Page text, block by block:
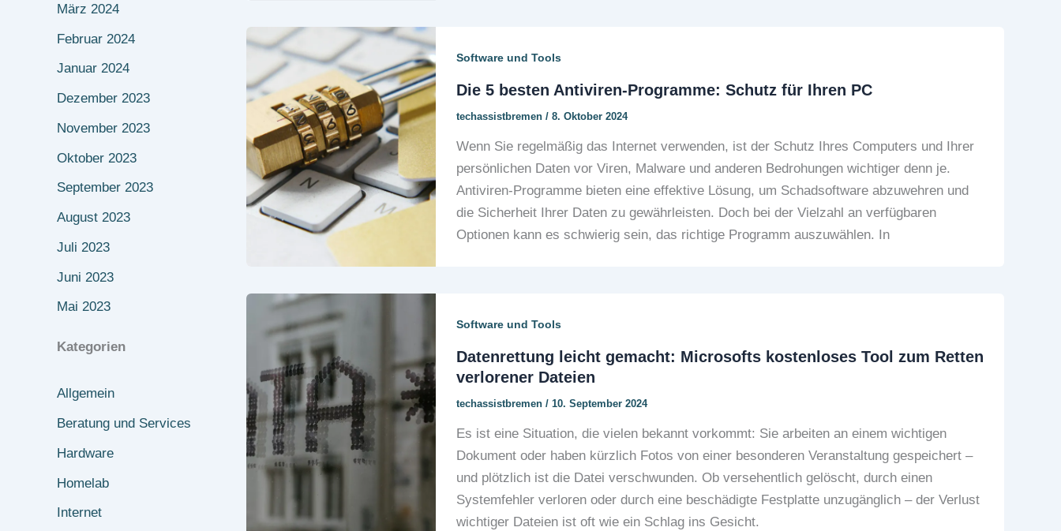
März 2024
Februar 2024
Januar 2024
Dezember 2023
November 2023
Oktober 2023
September 2023
August 2023
Juli 2023
Juni 2023
Mai 2023
Kategorien
Allgemein
Beratung und Services
Hardware
Homelab
Internet
Software und Tools
Die 5 besten Antiviren-Programme: Schutz für Ihren PC
techassistbremen / 8. Oktober 2024
Wenn Sie regelmäßig das Internet verwenden, ist der Schutz Ihres Computers und Ihrer
persönlichen Daten vor Viren, Malware und anderen Bedrohungen wichtiger denn je.
Antiviren-Programme bieten eine effektive Lösung, um Schadsoftware abzuwehren und
die Sicherheit Ihrer Daten zu gewährleisten. Doch bei der Vielzahl an verfügbaren
Optionen kann es schwierig sein, das richtige Programm auszuwählen. In
Software und Tools
Datenrettung leicht gemacht: Microsofts kostenloses Tool zum Retten
verlorener Dateien
techassistbremen / 10. September 2024
Es ist eine Situation, die vielen bekannt vorkommt: Sie arbeiten an einem wichtigen
Dokument oder haben kürzlich Fotos von einer besonderen Veranstaltung gespeichert –
und plötzlich ist die Datei verschwunden. Ob versehentlich gelöscht, durch einen
Systemfehler verloren oder durch eine beschädigte Festplatte unzugänglich – der Verlust
wichtiger Dateien ist oft wie ein Schlag ins Gesicht.